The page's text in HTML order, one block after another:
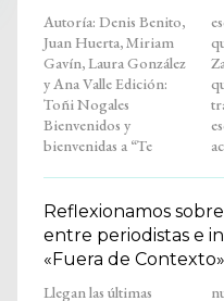
Autoría: Denis Benito,
Juan Huerta, Miriam
Gavín, Laura González
y Ana Valle Edición:
Toñi Nogales
Bienvenidos y
bienvenidas a “Te
escuchamos. Voces de
quienes llegaron a
Zaragoza para
quedarse”. Un espacio
tranquilo, hecho para
escuchar sin prisas y
Reflexionamos
entre periodistas e
«Fuera de Contexto»
Llegan las últimas
nuestro propio podcast